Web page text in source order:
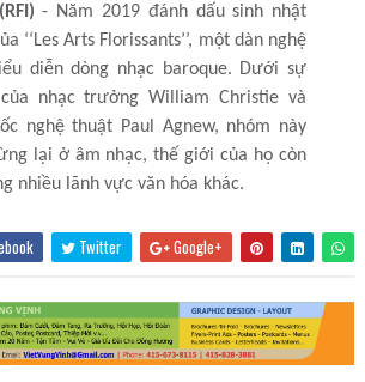
- Năm 2019 đánh dấu sinh nhật
‘‘Les Arts Florissants’’, một dàn nghệ
diễn dòng nhạc baroque. Dưới sự
nhạc trưởng William Christie và
nghệ thuật Paul Agnew, nhóm này
lại ở âm nhạc, thế giới của họ còn
nhiều lãnh vực văn hóa khác.
Twitter Google+